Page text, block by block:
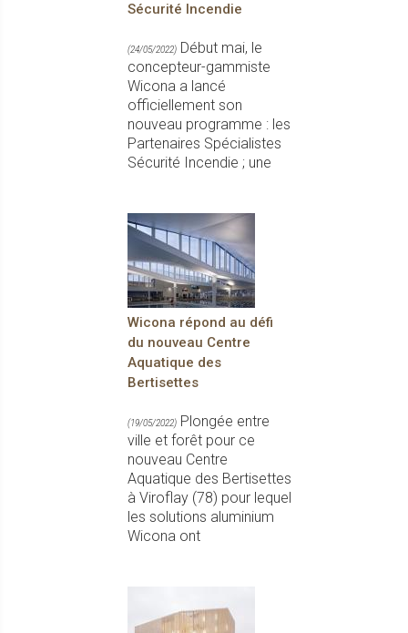
Sécurité Incendie
(24/05/2022) Début mai, le
concepteur-gammiste
Wicona a lancé
officiellement son
nouveau programme : les
Partenaires Spécialistes
Sécurité Incendie ; une
Wicona répond au défi
du nouveau Centre
Aquatique des
Bertisettes
(19/05/2022) Plongée entre
ville et forêt pour ce
nouveau Centre
Aquatique des Bertisettes
à Viroflay (78) pour lequel
les solutions aluminium
Wicona ont